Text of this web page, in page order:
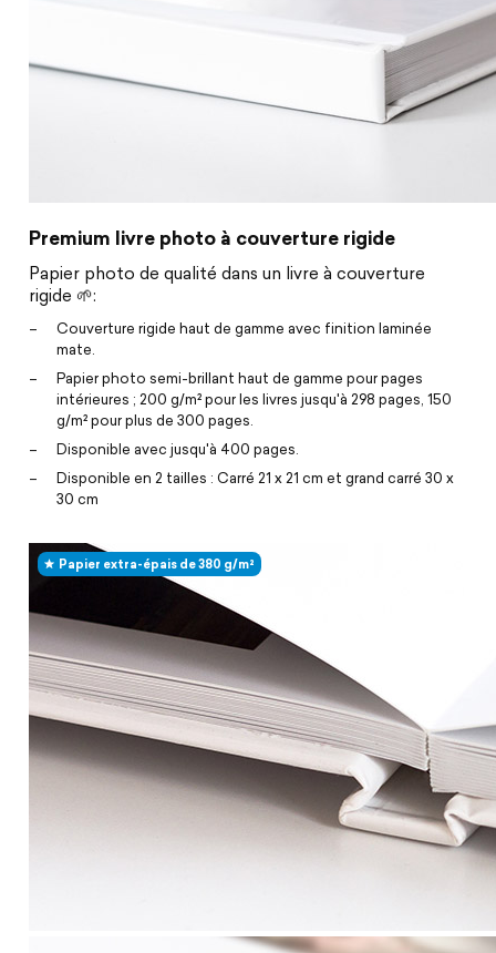
Premium livre photo à couverture rigide
Papier photo de qualité dans un livre à couverture
rigide 🌱:
Couverture rigide haut de gamme avec finition laminée
mate.
Papier photo semi-brillant haut de gamme pour pages
intérieures ; 200 g/m² pour les livres jusqu'à 298 pages, 150
g/m² pour plus de 300 pages.
Disponible avec jusqu'à 400 pages.
Disponible en 2 tailles : Carré 21 x 21 cm et grand carré 30 x
30 cm
Papier extra-épais de 380 g/m²